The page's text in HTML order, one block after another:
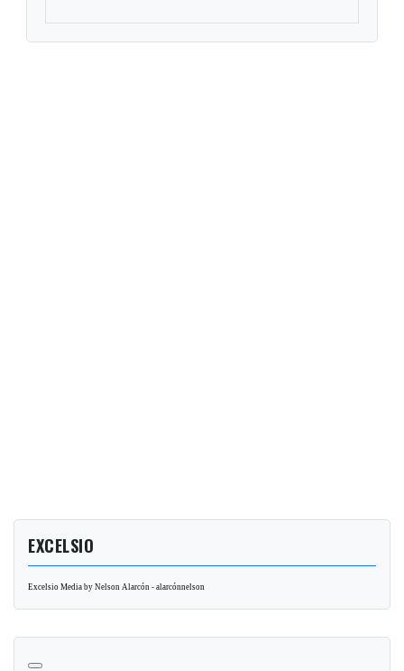
EXCELSIO
Excelsio Media by Nelson Alarcón - alarcónnelson